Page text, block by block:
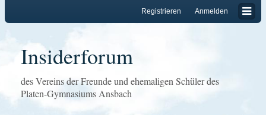
Anmelden
Registrieren
Insiderforum
des Vereins der Freunde und ehemaligen Schüler des
Platen-Gymnasiums Ansbach